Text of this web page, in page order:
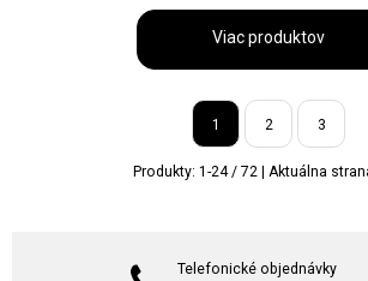
Viac produktov
1 2 3
Produkty: 1 -24/ 72 | Aktuálna
Telefonické objednávky